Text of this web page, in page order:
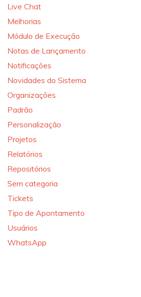
Live Chat
Melhorias
Módulo de Execução
Notas de Lançamento
Notificações
Novidades do Sistema
Organizações
Padrão
Personalização
Projetos
Relatórios
Repositórios
Sem categoria
Tickets
Tipo de Apontamento
Usuários
WhatsApp